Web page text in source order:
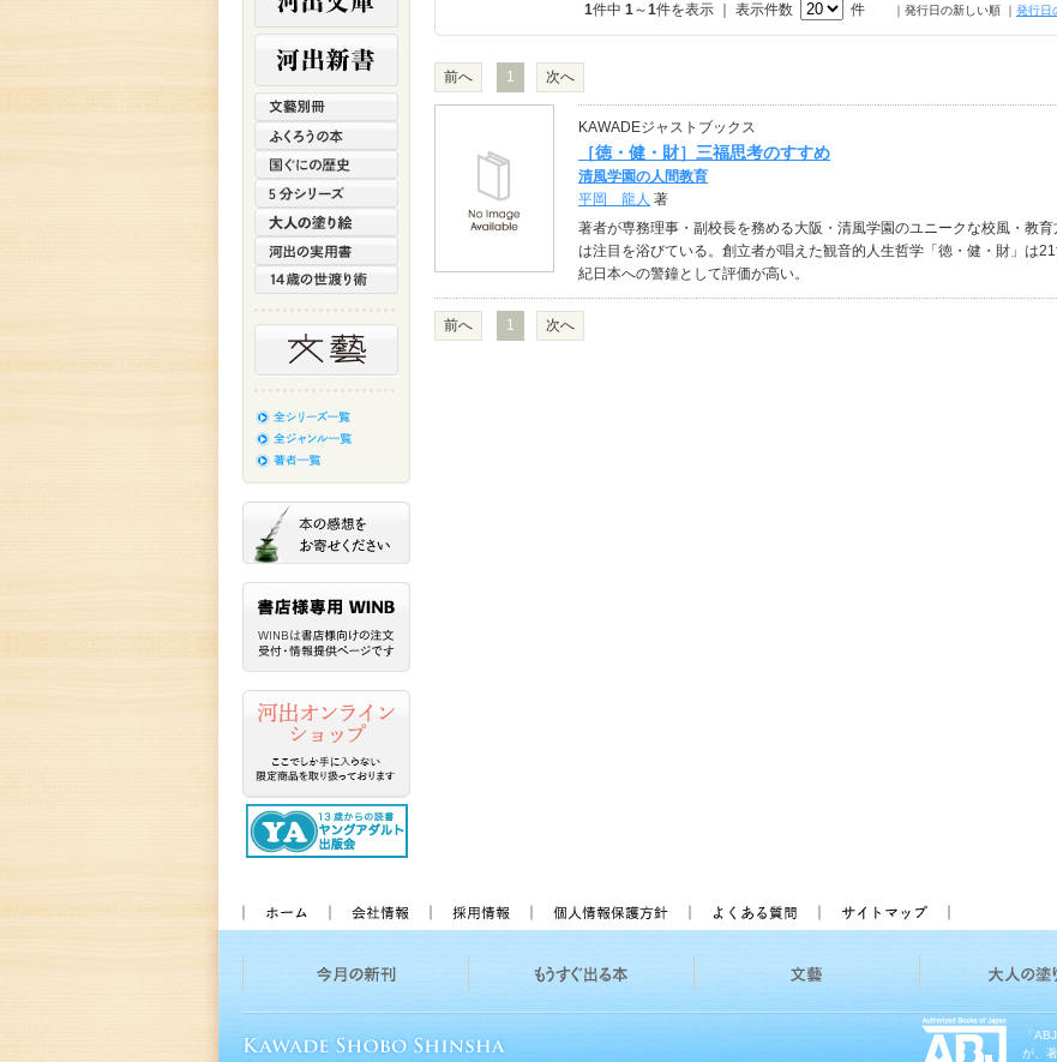
1件中 1～1件を表示 ｜ 表示件数 件 ｜発行日の新しい順 ｜ 発行日
前へ 1 次へ
KAWADEジャストブックス
［徳・健・財］三福思考のすすめ
清風学園の人間教育
平岡 龍人 著
著者が専務理事・副校長を務める大阪・清風学園のユニークな校風・教育
は注目を浴びている。創立者が唱えた観音的人生哲学「徳・健・財」は
紀日本への警鐘として評価が高い。
前へ 1 次へ
「
が、